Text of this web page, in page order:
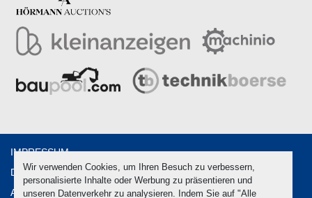
Wir verwenden Cookies, um Ihren Besuch zu verbessern,
personalisierte Inhalte oder Werbung zu präsentieren und
unseren Datenverkehr zu analysieren. Indem Sie auf "Alle
IMPRESSUM
DATENSCHUTZ
AGB